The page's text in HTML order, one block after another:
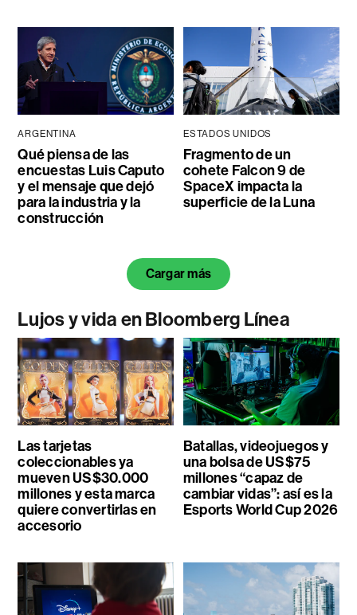
ARGENTINA
Qué piensa de las
encuestas Luis Caputo
y el mensaje que dejó
para la industria y la
construcción
ESTADOS UNIDOS
Fragmento de un
cohete Falcon 9 de
SpaceX impacta la
superficie de la Luna
Cargar más
Lujos y vida en Bloomberg Línea
Las tarjetas
coleccionables ya
mueven US$30.000
millones y esta marca
quiere convertirlas en
accesorio
Batallas, videojuegos y
una bolsa de US$75
millones “capaz de
cambiar vidas”: así es la
Esports World Cup 2026